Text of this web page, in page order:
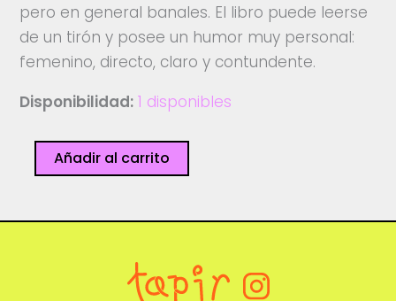
pero en general banales. El libro puede leerse
de un tirón y posee un humor muy personal:
femenino, directo, claro y contundente.
Disponibilidad: 1 disponibles
tropical
Añadir al carrito